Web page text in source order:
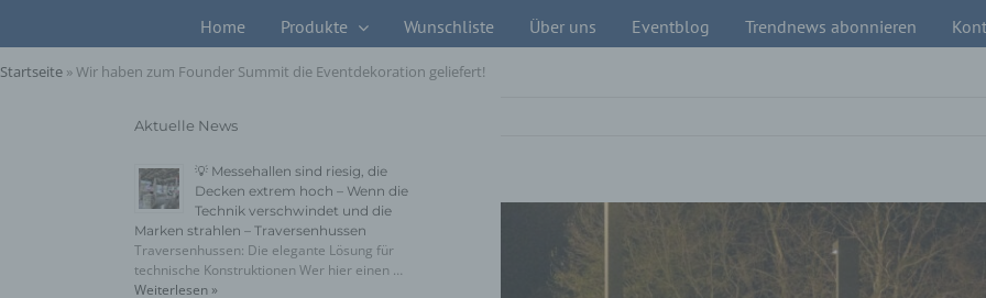
springen
Home Produkte Wunschliste Über uns Eventblog Trendnews abonnieren
Startseite »Wir haben zum Founder Summit die Eventdekoration geliefert!
Aktuelle News
💡 Messehallen sind riesig, die
Decken extrem hoch – Wenn die
Technik verschwindet und die
Marken strahlen – Traversenhussen
Traversenhussen: Die elegante Lösung für
technische Konstruktionen Wer hier einen …
Weiterlesen »